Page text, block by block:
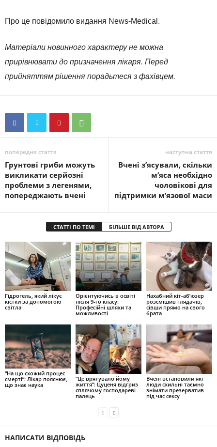
Про це повідомило видання News-Medical.
Матеріали новинного характеру не можна
прирівнювати до призначення лікаря. Перед
прийняттям рішення порадьтеся з фахівцем.
попередня стаття
Грунтові гриби можуть
викликати серйозні
проблеми з легенями,
попереджають вчені
наступна стаття
Вчені з’ясували, скільки
м’яса необхідно
чоловікові для
підтримки м’язової маси
СТАТТІ ПО ТЕМІ БІЛЬШЕ ВІД АВТОРА
Гідрогель, який лікує
кістки за допомогою
світла
Орієнтуючись в освіті
після 9-го класу:
Професійні шляхи та
можливості
Нахабний кіт-аб’юзер
розсмішив глядачів,
сівши прямо на свого
брата
“На що схожий процес
смерті”: Лікар пояснює,
що знає наука
“Це врятувало йому
життя”: Цуценя відгриз
сплячому господареві
палець
Вчені встановили які
люди схильні таємно
знімати презерватив
під час сексу
НАПИСАТИ ВІДПОВІДЬ